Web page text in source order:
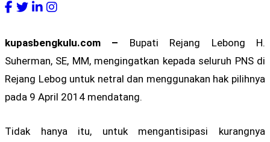
kupasbengkulu.com – Bupati Rejang Lebong H.
Suherman, SE, MM, mengingatkan kepada seluruh PNS di
Rejang Lebog untuk netral dan menggunakan hak pilihnya
pada 9 April 2014 mendatang.
Tidak hanya itu, untuk mengantisipasi kurangnya